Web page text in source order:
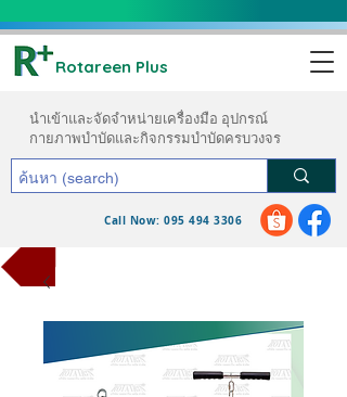
Rotareen Plus
นำเข้าและจัดจำหน่ายเครื่องมือ อุปกรณ์
กายภาพบำบัดและกิจกรรมบำบัดครบวงจร
Call Now: 095 494 3306